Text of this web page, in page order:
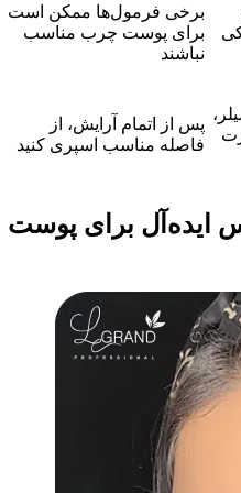
برخی فرمول‌ها ممکن است
برای پوست چرب مناسب
نباشند
پس از اتمام آرایش، از
فاصله مناسب اسپری کنید
ایده‌آل برای پوست